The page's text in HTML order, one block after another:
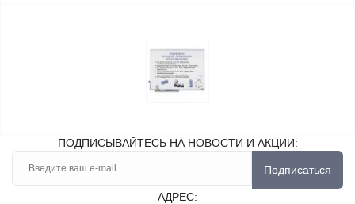
ПОДПИСЫВАЙТЕСЬ НА НОВОСТИ И АКЦИИ:
Подписаться
АДРЕС: